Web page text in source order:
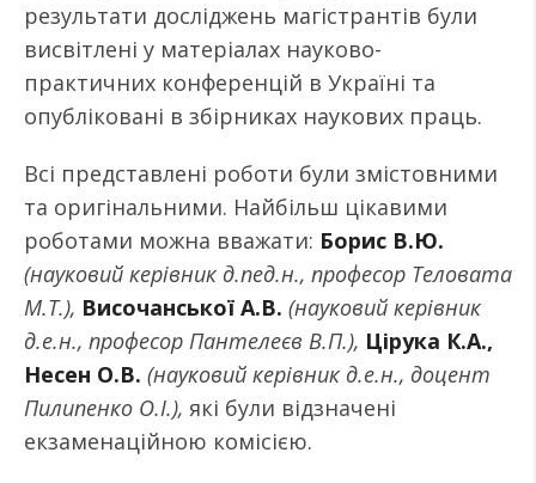
результати досліджень магістрантів були
висвітлені у матеріалах науково-
практичних конференцій в Україні та
опубліковані в збірниках наукових праць.
Всі представлені роботи були змістовними
та оригінальними. Найбільш цікавими
роботами можна вважати: Борис В.Ю.
(науковий керівник д.пед.н., професор Теловата
М.Т.), Височанської А.В. (науковий керівник
д.е.н., професор Пантелеєв В.П.), Цірука К.А.,
Несен О.В. (науковий керівник д.е.н., доцент
Пилипенко О.І.), які були відзначені
екзаменаційною комісією.